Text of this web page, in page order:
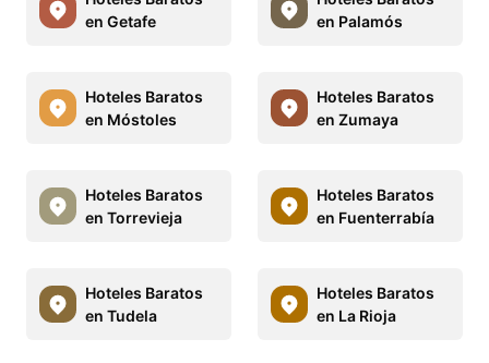
en Getafe
en Palamós
Hoteles Baratos
en Móstoles
Hoteles Baratos
en Zumaya
Hoteles Baratos
en Torrevieja
Hoteles Baratos
en Fuenterrabía
Hoteles Baratos
en Tudela
Hoteles Baratos
en La Rioja